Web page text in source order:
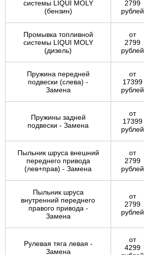
системы LIQUI MOLY
(бензин)
2799
рублей
Промывка топливной
системы LIQUI MOLY
(дизель)
от
2799
рублей
Пружина передней
подвески (слева) -
Замена
от
17399
рублей
Пружины задней
подвески - Замена
от
17399
рублей
Пыльник шруса внешний
переднего привода
(лев+прав) - Замена
от
2799
рублей
Пыльник шруса
внутренний переднего
правого привода -
Замена
от
2799
рублей
Рулевая тяга левая -
Замена
от
4299